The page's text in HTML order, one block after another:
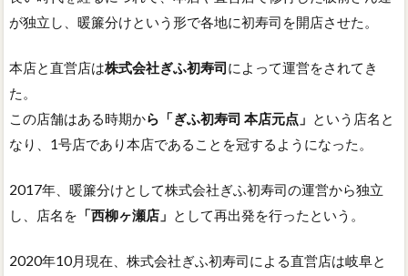
が独立し、暖簾分けという形で各地に初寿司を開店させた。
本店と直営店は株式会社ぎふ初寿司によって運営をされてき
た。
この店舗はある時期から「ぎふ初寿司 本店元点」 という店名と
なり、1号店であり本店であることを冠するようになった。
2017年、暖簾分けとして株式会社ぎふ初寿司の運営から独立
し、店名を 「西柳ヶ瀬店」 として再出発を行ったという。
2020年10月現在、株式会社ぎふ初寿司による直営店は岐阜と